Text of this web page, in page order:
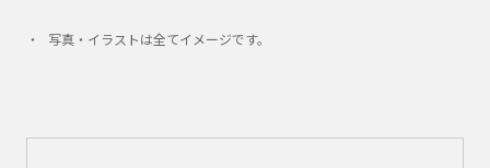
写真・イラストは全てイメージです。